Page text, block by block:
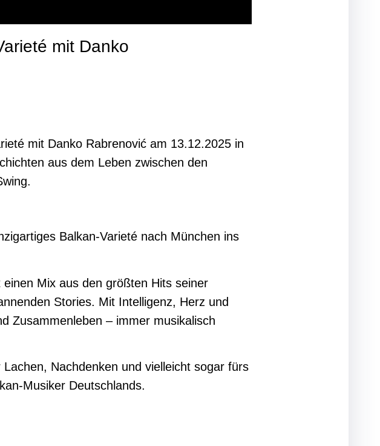
mit Danko
mit Danko Rabrenović am 13.12.2025 in
aus dem Leben zwischen den
Balkan-Varieté nach München ins
Mix aus den größten Hits seiner
Stories. Mit Intelligenz, Herz und
Zusammenleben – immer musikalisch
Nachdenken und vielleicht sogar fürs
Musiker Deutschlands.